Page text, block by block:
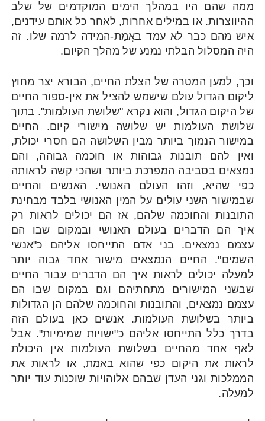
ממה שהם היו במהלך הימים המוקדמים של שלב
ההיווצרות. או במילים אחרות, לאחר כל אותם עידנים,
איש מהם כבר לא עמד באֲמַת-המידה לרמה שלו. זה
היה המסלול הבלתי נמנע של מהלך הקיום.
וכך, למען המטרה של הצלת החיים, הבורא יצר מחוץ
ליקום הגדול עולם שישמש להציל את אין-ספור החיים
של היקום הגדול, והוא נקרא "שלושת העולמות". בתוך
שלושת העולמות יש שלושה מישורי קיום. החיים
במישור הנמוך ביותר מבין השלושה הם חסרי יכולת,
ואין להם תובנות גבוהות או חוכמה גבוהה, והם
נמצאים בסביבה המפרכת ביותר ושהכי קשה לראותה
כפי שהיא, וזהו העולם האנושי. האנשים והחיים
שבמישור השני עולים על המין האנושי בלבד מבחינת
התובנות והחוכמה שלהם, אז הם יכולים לראות רק
איך הם הדברים בעולם האנושי ובמקום שבו הם
עצמם נמצאים. בני אדם התייחסו אליהם כ"אנשי
השמים". החיים הנמצאים מישור אחד גבוה יותר
למעלה יכולים לראות איך הם הדברים עבור החיים
שבשני המישורים מתחתיהם וגם במקום שבו הם
עצמם נמצאים, והתובנות והחוכמה שלהם הן הגדולות
ביותר בשלושת העולמות. אנשים כאן בעולם הזה
בדרך כלל התייחסו אליהם כ"ישויות שמימיות". אבל
לאף אחד מהחיים בשלושת העולמות אין היכולת
לראות את היקום כפי שהוא באמת, או לראות את
הממלכות וגני העדן שבהם אלוהויות שוכנות עוד יותר
למעלה.